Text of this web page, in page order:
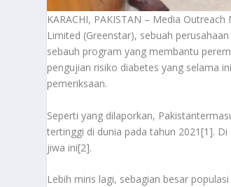
KARACHI, PAKISTAN – Media Outreach
Limited (Greenstar), sebuah
sebauh program yang membantu
pengujian risiko diabetes yang selama
pemeriksaan.
Seperti yang dilaporkan,
tertinggi di dunia pada tahun 2021[1].
jiwa ini[2].
Lebih miris lagi, sebagian besar